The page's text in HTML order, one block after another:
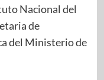
Nacional del
de
del Ministerio de